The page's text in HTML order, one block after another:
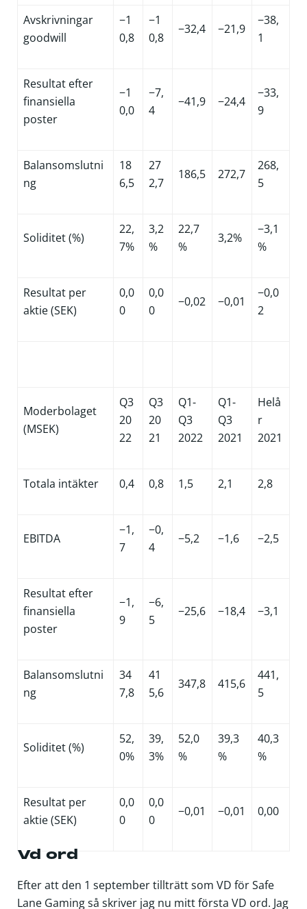
Avskrivningar
goodwill
−1
0,8
−1
0,8
−32,4 −21,9
−38,
1
Resultat efter
finansiella
poster
−1
0,0
−7,
4
−41,9 −24,4
−33,
9
Balansomslutni
ng
18
6,5
27
2,7
186,5 272,7
268,
5
Soliditet (%)
22,
7%
3,2
%
22,7
%
3,2%
−3,1
%
Resultat per
aktie (SEK)
0,0
0
0,0
0
−0,02 −0,01
−0,0
2
Moderbolaget
(MSEK)
Q3
20
22
Q3
20
21
Q1-
Q3
2022
Q1-
Q3
2021
Helå
r
2021
Totala intäkter 0,4 0,8 1,5 2,1 2,8
EBITDA
−1,
7
−0,
4
−5,2 −1,6 −2,5
Resultat efter
finansiella
poster
−1,
9
−6,
5
−25,6 −18,4 −3,1
Balansomslutni
ng
34
7,8
41
5,6
347,8 415,6
441,
5
Soliditet (%)
52,
0%
39,
3%
52,0
%
39,3
%
40,3
%
Resultat per
aktie (SEK)
0,0
0
0,0
0
−0,01 −0,01 0,00
Vd ord
Efter att den 1 september tillträtt som VD för Safe
Lane Gaming så skriver jag nu mitt första VD ord. Jag